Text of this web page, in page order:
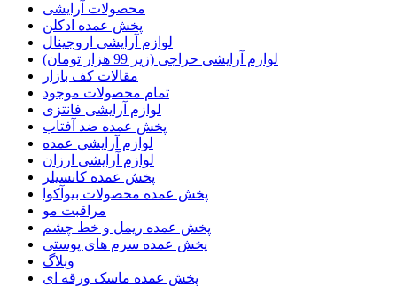
محصولات آرایشی
پخش عمده ادکلن
لوازم آرایشی اروجینال
لوازم آرایشی حراجی (زیر 99 هزار تومان)
مقالات کف بازار
تمام محصولات موجود
لوازم آرایشی فانتزی
پخش عمده ضد آفتاب
لوازم آرایشی عمده
لوازم آرایشی ارزان
پخش عمده کانسیلر
پخش عمده محصولات بیوآکوا
مراقبت مو
پخش عمده ریمل و خط چشم
پخش عمده سرم های پوستی
وبلاگ
پخش عمده ماسک ورقه ای